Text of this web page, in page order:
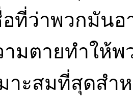
ที่ว่าพวกมันอ
มตายทำให้พ
าะสมที่สุดสำ